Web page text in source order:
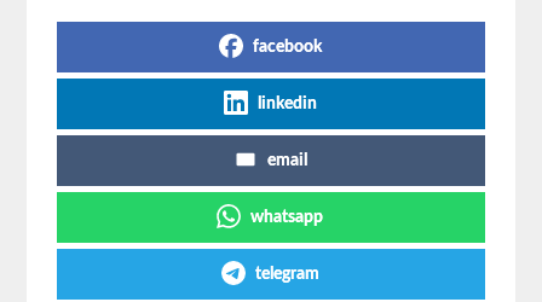
facebook
linkedin
email
whatsapp
telegram